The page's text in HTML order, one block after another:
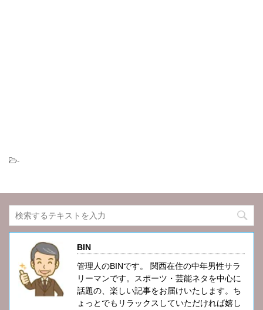
-
BIN
管理人のBINです。 関西在住の中年男性サラ
リーマンです。スポーツ・芸能ネタを中心に
話題の、楽しい記事をお届けいたします。ち
ょっとでもリラックスしていただければ嬉し